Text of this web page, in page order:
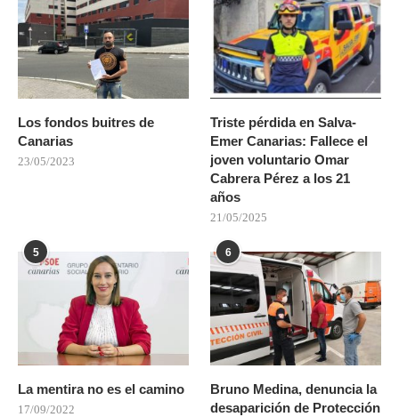
Los fondos buitres de
Canarias
23/05/2023
Triste pérdida en Salva-
Emer Canarias: Fallece el
joven voluntario Omar
Cabrera Pérez a los 21
años
21/05/2025
5
La mentira no es el camino
17/09/2022
6
Bruno Medina, denuncia la
desaparición de Protección